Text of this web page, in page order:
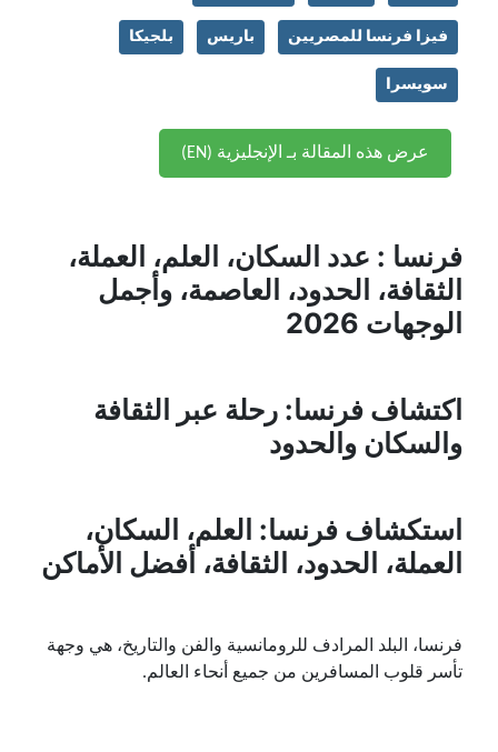
فيزا فرنسا للمصريين باريس بلجيكا
سويسرا
عرض هذه المقالة بـ الإنجليزية (EN)
فرنسا : عدد السكان، العلم، العملة،
الثقافة، الحدود، العاصمة، وأجمل
الوجهات 2026
اكتشاف فرنسا: رحلة عبر الثقافة
والسكان والحدود
استكشاف فرنسا: العلم، السكان،
العملة، الحدود، الثقافة، أفضل الأماكن
فرنسا، البلد المرادف للرومانسية والفن والتاريخ، هي وجهة
تأسر قلوب المسافرين من جميع أنحاء العالم.